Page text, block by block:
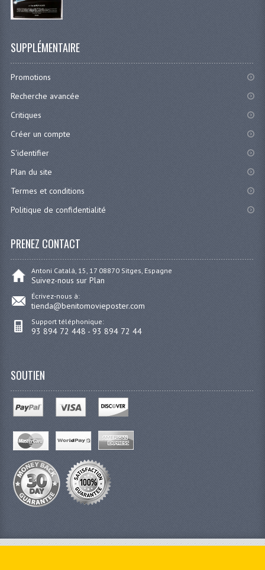
SUPPLÉMENTAIRE
Promotions
Recherche avancée
Critiques
Créer un compte
S'identifier
Plan du site
Termes et conditions
Politique de confidentialité
PRENEZ CONTACT
Antoni Catalá, 15, 17 08870 Sitges, Espagne
Suivez-nous sur Plan
Écrivez-nous à:
tienda@benitomovieposter.com
Support téléphonique:
93 894 72 448 - 93 894 72 44
SOUTIEN